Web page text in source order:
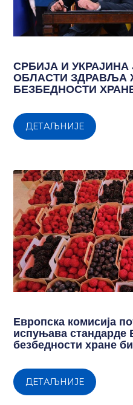
СРБИЈА И
ОБЛАСТИ ЗДРАВЉА
БЕЗБЕДНОСТИ
ДЕТАЉНИЈЕ
Европска комисија
испуњава стандарде
безбедности хране
ДЕТАЉНИЈЕ